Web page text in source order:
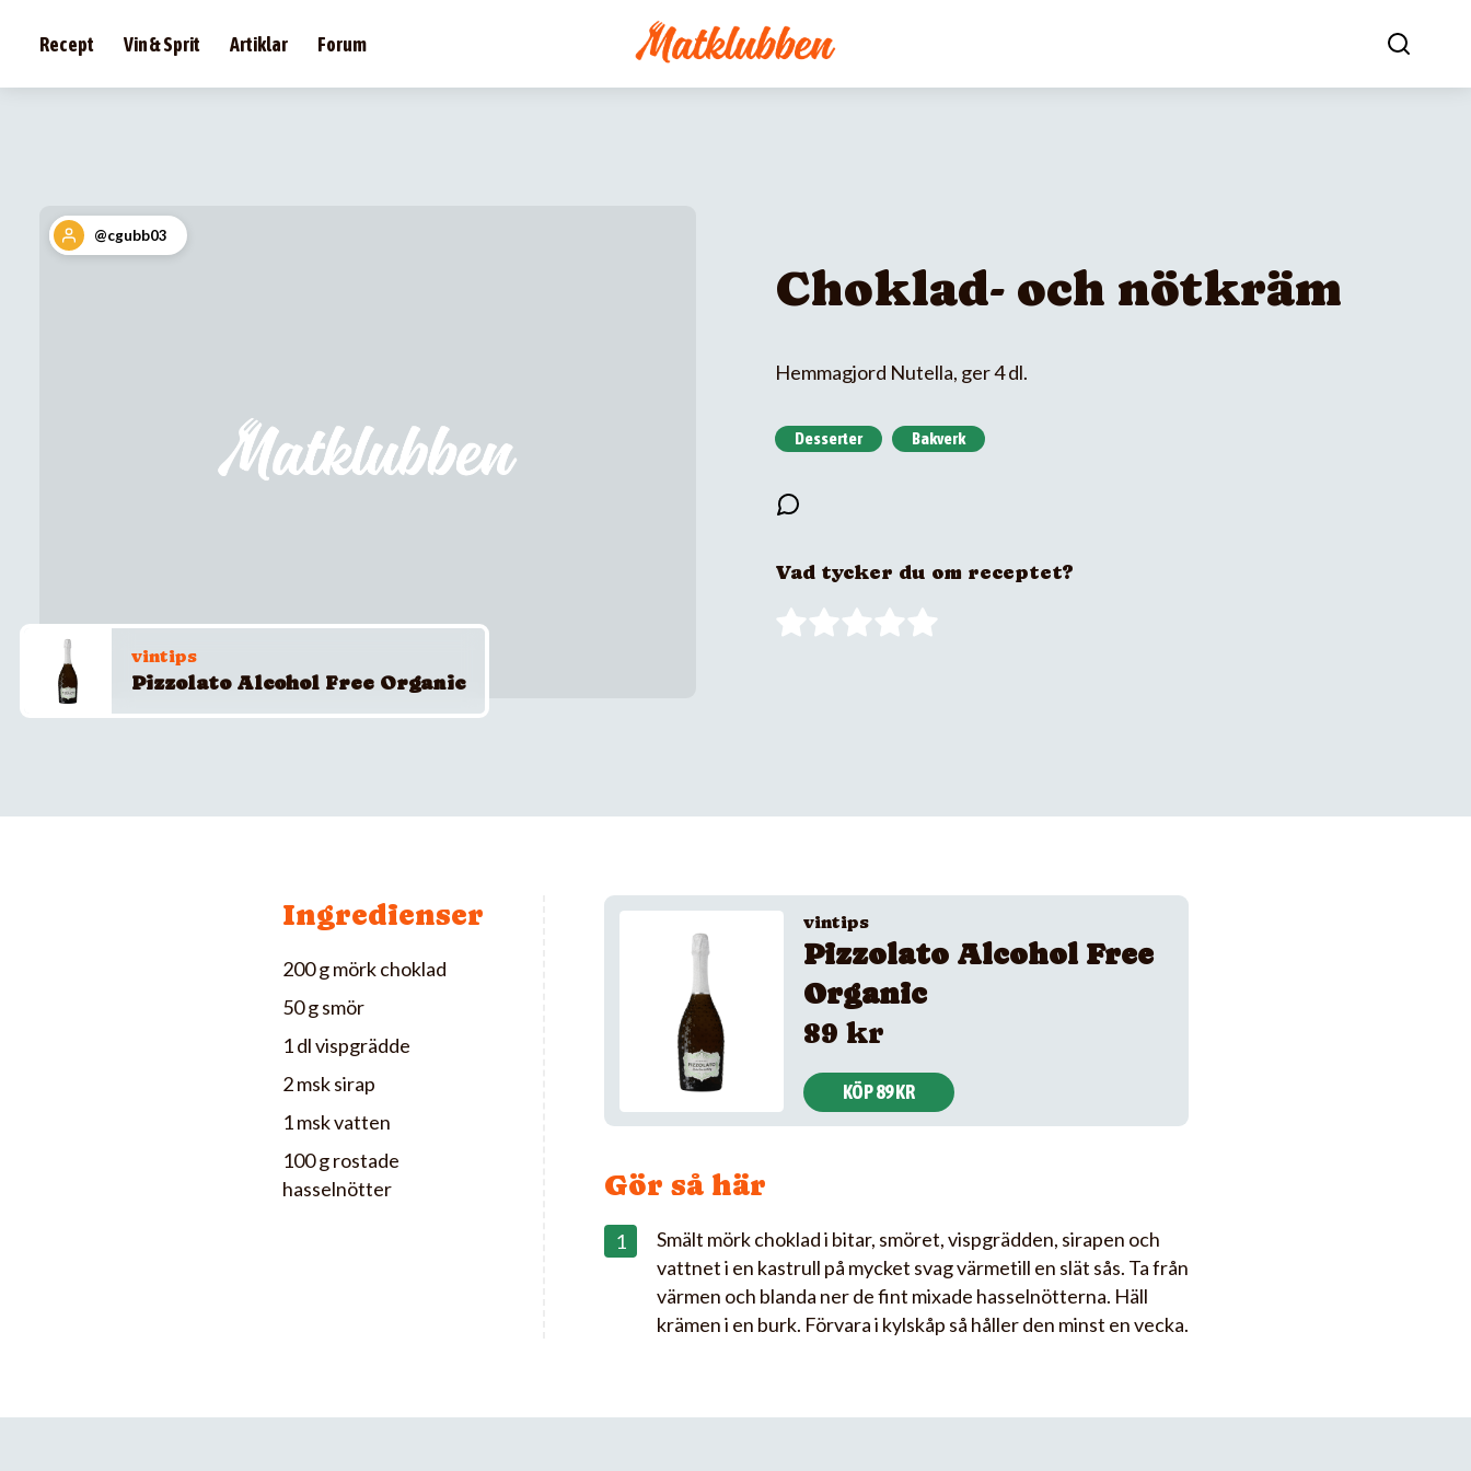
Recept Vin & Sprit Artiklar Forum
@cgubb03
vintips
Pizzolato Alcohol Free Organic
Choklad- och nötkräm
Hemmagjord Nutella, ger 4 dl.
Desserter Bakverk
Vad tycker du om receptet?
Ingredienser
200 g mörk choklad
50 g smör
1 dl vispgrädde
2 msk sirap
1 msk vatten
100 g rostade
hasselnötter
vintips
Pizzolato Alcohol Free
Organic
89 kr
KÖP 89 KR
Gör så här
Smält mörk choklad i bitar, smöret, vispgrädden, sirapen och
vattnet i en kastrull på mycket svag värmetill en slät sås. Ta från
värmen och blanda ner de fint mixade hasselnötterna. Häll
krämen i en burk. Förvara i kylskåp så håller den minst en vecka.